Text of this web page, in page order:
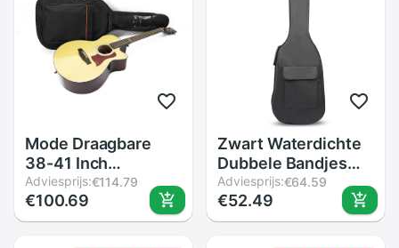
Mode Draagbare
38-41 Inch
Akoestische
Klassieke Gitaar Tas
Dubbele Bandjes
Adviesprijs:€114.79
€100.69
Zwart Waterdichte
Dubbele Bandjes
Basgitaar Rugzak
Gig Bag Case Voor
Elektrische Bas 5
Adviesprijs:€64.59
€52.49